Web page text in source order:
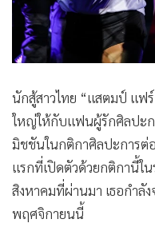
ท่องเที่ยว
กีฬา
• ต่างประเทศ
•
Special Scoop
•
เศรษฐกิจ-ธุรกิจ
• จีน
• ชุมชน-คุณภาพชีวิต
• อาชญากรรม
• Motoring
นักสู้สาวไทย “แสตมป์ แฟ
ใหญ่ให้กับแฟนผู้รักศิลปะ
มิชชันในกติกาศิลปะการต่
แรกที่เปิดตัวด้วยกติกานี้ใ
สิงหาคมที่ผ่านมา เธอกำลั
พฤศจิกายนนี้